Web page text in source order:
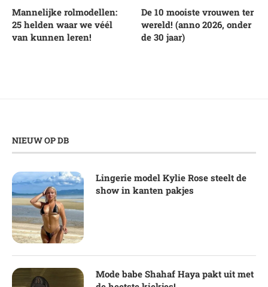
Mannelijke rolmodellen:
25 helden waar we véél
van kunnen leren!
De 10 mooiste vrouwen ter
wereld! (anno 2026, onder
de 30 jaar)
NIEUW OP DB
Lingerie model Kylie Rose steelt de
show in kanten pakjes
Mode babe Shahaf Haya pakt uit met